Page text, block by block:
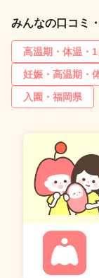
みんなの口コミ
高温期・体温・1
妊娠・高温期・
入園・福岡県